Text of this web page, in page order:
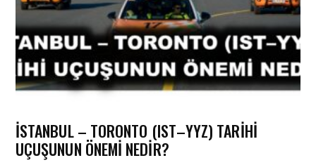
İSTANBUL – TORONTO (IST–YYZ) TARİHİ
UÇUŞUNUN ÖNEMİ NEDİR?